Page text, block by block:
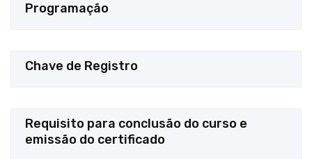
Programação
Chave de Registro
Requisito para conclusão do curso e
emissão do certificado